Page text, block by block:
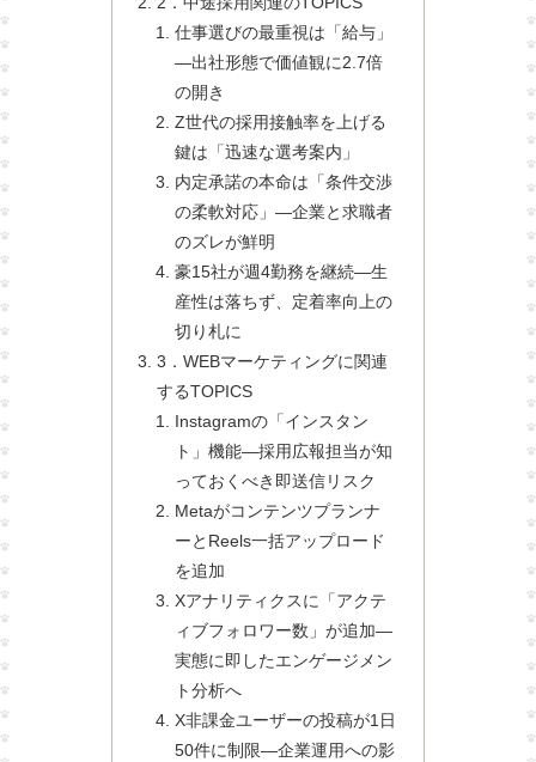
仕事選びの最重視は「給与」
—出社形態で価値観に2.7倍
の開き
Z世代の採用接触率を上げる
鍵は「迅速な選考案内」
内定承諾の本命は「条件交渉
の柔軟対応」—企業と求職者
のズレが鮮明
豪15社が週4勤務を継続—生
産性は落ちず、定着率向上の
切り札に
3．WEBマーケティングに関連
するTOPICS
Instagramの「インスタン
ト」機能—採用広報担当が知
っておくべき即送信リスク
Metaがコンテンツプランナ
ーとReels一括アップロード
を追加
Xアナリティクスに「アクテ
ィブフォロワー数」が追加—
実態に即したエンゲージメン
ト分析へ
X非課金ユーザーの投稿が1日
50件に制限—企業運用への影